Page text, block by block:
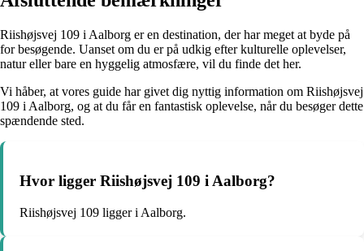
Riishøjsvej 109 i Aalborg er en destination, der har meget at byde på
for besøgende. Uanset om du er på udkig efter kulturelle oplevelser,
natur eller bare en hyggelig atmosfære, vil du finde det her.
Vi håber, at vores guide har givet dig nyttig information om Riishøjsvej
109 i Aalborg, og at du får en fantastisk oplevelse, når du besøger dette
spændende sted.
Hvor ligger Riishøjsvej 109 i Aalborg?
Riishøjsvej 109 ligger i Aalborg.